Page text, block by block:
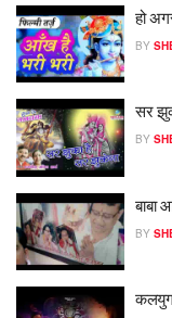
हो
BY
सर
BY
बाबा
BY
कलयुग